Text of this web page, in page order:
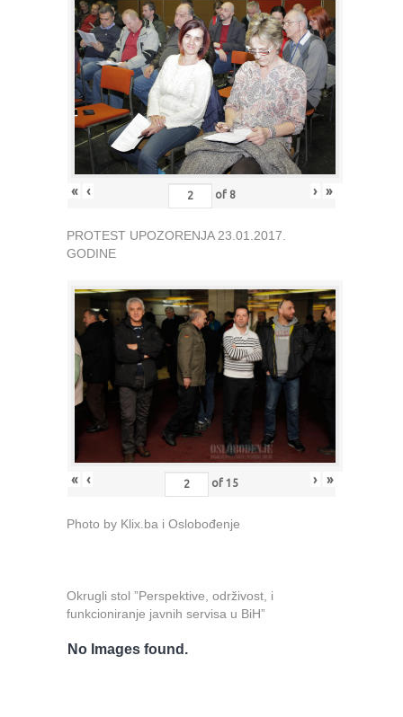
« ‹ of 8 › »
PROTEST UPOZORENJA 23.01.2017.
GODINE
« ‹ of 15 › »
Photo by Klix.ba i Oslobođenje
Okrugli stol ”Perspektive, održivost, i
funkcioniranje javnih servisa u BiH”
No Images found.